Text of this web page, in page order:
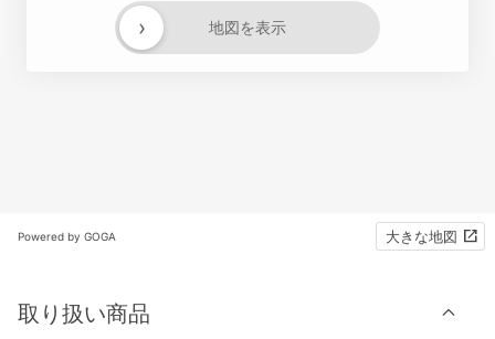
地図を表示
›
Powered by GOGA 大きな地図
取り扱い商品